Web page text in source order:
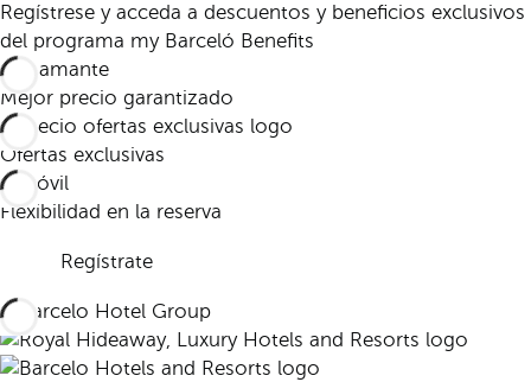
Regístrese y acceda a descuentos y beneficios exclusivos
del programa my Barceló Benefits
Mejor precio garantizado
Ofertas exclusivas
Flexibilidad en la reserva
Regístrate